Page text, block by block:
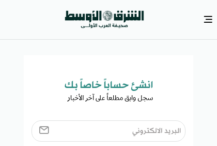
انشئ حساباً خاصاً بك​
سجل وابق مطلعاً على آخر الأخبار ​